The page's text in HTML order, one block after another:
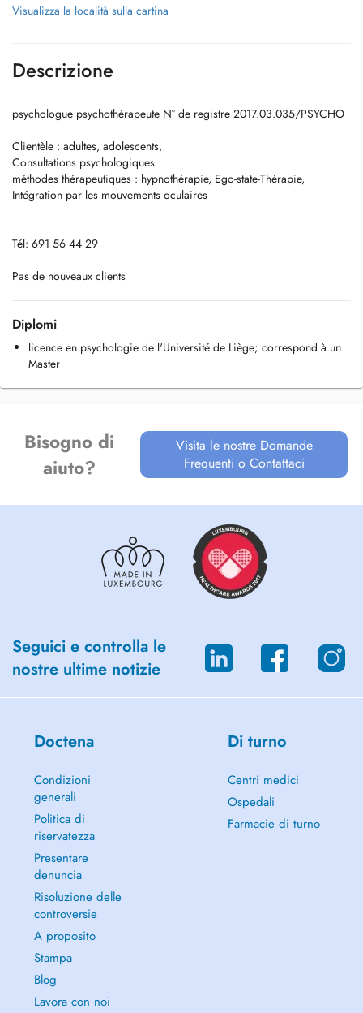
Visualizza la località sulla cartina
Descrizione
psychologue psychothérapeute N° de registre 2017.03.035/PSYCHO
Clientèle : adultes, adolescents,
Consultations psychologiques
méthodes thérapeutiques : hypnothérapie, Ego-state-Thérapie,
Intégration par les mouvements oculaires
Tél: 691 56 44 29
Pas de nouveaux clients
Diplomi
licence en psychologie de l'Université de Liège; correspond à un
Master
Bisogno di
aiuto?
Visita le nostre Domande
Frequenti o Contattaci
Seguici e controlla le
nostre ultime notizie
Doctena
Condizioni
generali
Politica di
riservatezza
Presentare
denuncia
Risoluzione delle
controversie
A proposito
Stampa
Blog
Lavora con noi
Di turno
Centri medici
Ospedali
Farmacie di turno